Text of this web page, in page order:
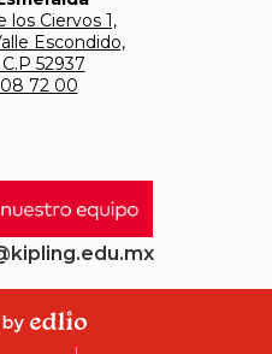
los Ciervos 1,
Escondido,
52937
08 72 00